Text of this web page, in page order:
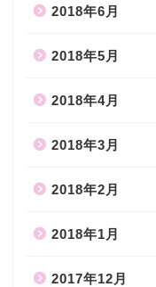
2018年6月
2018年5月
2018年4月
2018年3月
2018年2月
2018年1月
2017年12月